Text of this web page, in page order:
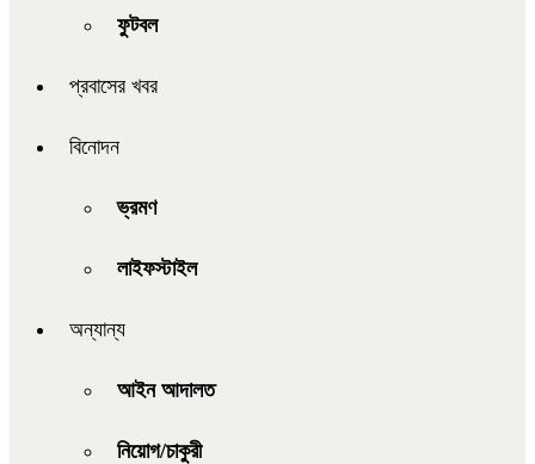
ফুটবল
প্রবাসের খবর
বিনোদন
ভ্রমণ
লাইফস্টাইল
অন্যান্য
আইন আদালত
নিয়োগ/চাকুরী